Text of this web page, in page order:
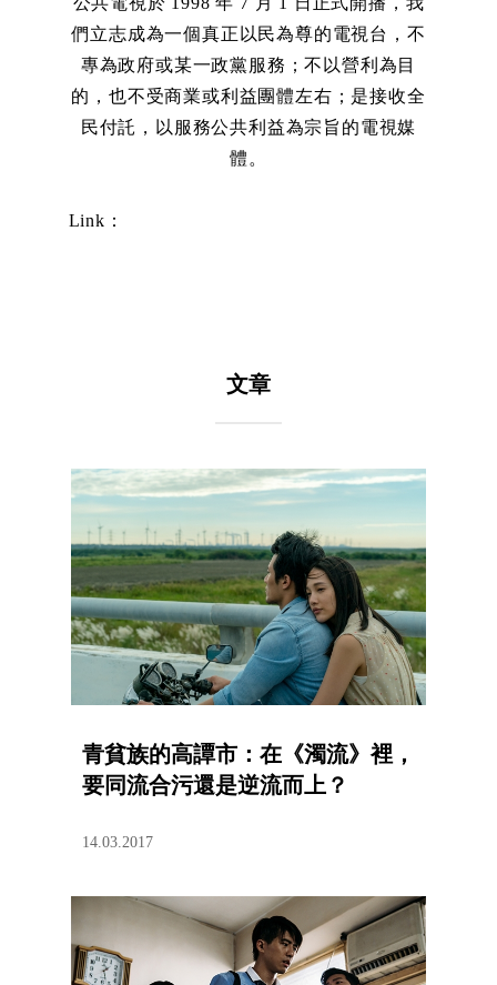
們立志成為一個真正以民為尊的電視台，不
專為政府或某一政黨服務；不以營利為目
的，也不受商業或利益團體左右；是接收全
民付託，以服務公共利益為宗旨的電視媒
體。
Link：
文章
青貧族的高譚市：在《濁流》裡，
要同流合污還是逆流而上？
14.03.2017